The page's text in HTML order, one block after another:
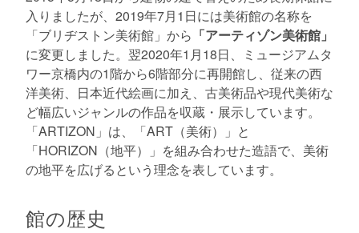
入りましたが、2019年7月1日には美術館の名称を
「ブリヂストン美術館」から 「アーティゾン美術館」
に変更しました。翌2020年1月18日、ミュージアムタ
ワー京橋内の1階から6階部分に再開館し、従来の西
洋美術、日本近代絵画に加え、古美術品や現代美術な
ど幅広いジャンルの作品を収蔵・展示しています。
「ARTIZON」は、「ART（美術）」と
「HORIZON（地平）」を組み合わせた造語で、美術
の地平を広げるという理念を表しています。
館の歴史